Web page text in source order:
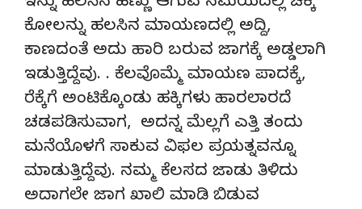
ಕೋಲನ್ನು ಹಲಸಿನ ಮಾಯಣದಲ್ಲಿ ಅದ್ದಿ,
ಕಾಣದಂತೆ ಅದು ಹಾರಿ ಬರುವ ಜಾಗಕ್ಕೆ ಅಡ್ಡಲಾಗಿ
ಇಡುತ್ತಿದ್ದೆವು. . ಕೆಲವೊಮ್ಮೆ ಮಾಯಣ ಪಾದಕ್ಕೆ,
ರೆಕ್ಕೆಗೆ ಅಂಟಿಕ್ಕೊಂಡು ಹಕ್ಕಿಗಳು ಹಾರಲಾರದೆ
ಚಡಪಡಿಸುವಾಗ, ಅದನ್ನ ಮೆಲ್ಲಗೆ ಎತ್ತಿ ತಂದು
ಮನೆಯೊಳಗೆ ಸಾಕುವ ವಿಫಲ ಪ್ರಯತ್ನವನ್ನೂ
ಮಾಡುತ್ತಿದ್ದೆವು. ನಮ್ಮ ಕೆಲಸದ ಜಾಡು ತಿಳಿದು
ಅದಾಗಲೇ ಜಾಗ ಖಾಲಿ ಮಾಡಿ ಬಿಡುವ